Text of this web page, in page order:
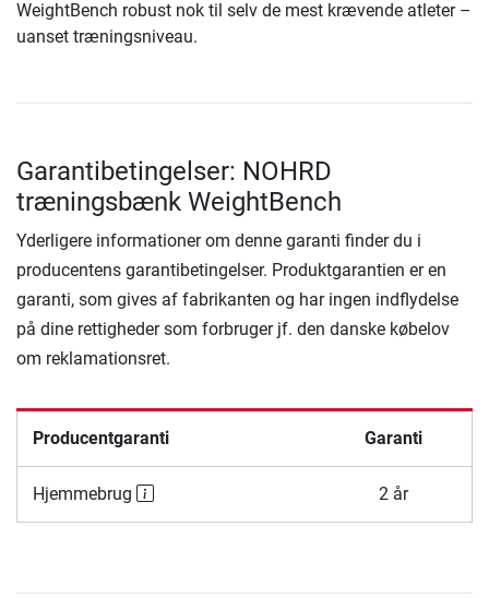
WeightBench robust nok til selv de mest krævende atleter –
uanset træningsniveau.
Garantibetingelser: NOHRD
træningsbænk WeightBench
Yderligere informationer om denne garanti finder du i
producentens garantibetingelser. Produktgarantien er en
garanti, som gives af fabrikanten og har ingen indflydelse
på dine rettigheder som forbruger jf. den danske købelov
om reklamationsret.
Producentgaranti Garanti
Hjemmebrug 2 år